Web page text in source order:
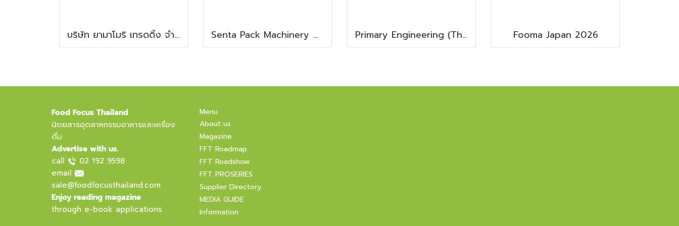
บริษัท ยามาโมริ เทรดดิ้ง จำกัด Senta Pack Machinery & Service Co., Ltd. Primary Engineering (Thailand) Ltd. Fooma Japan 2026
Food Focus Thailand
นิตยสารอุตสาหกรรมอาหารและเครื่อง
ดื่ม
Advertise with us.
call
02 192 9598
email
sale@foodfocusthailand.com
Enjoy reading magazine
through e-book applications
Menu
About us
Magazine
FFT Roadmap
FFT Roadshow
FFT PROSERIES
Supplier Directory
MEDIA GUIDE
Information